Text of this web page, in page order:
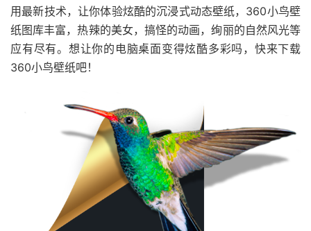
用最新技术，让你体验炫酷的沉浸式动态壁纸，360小鸟壁
纸图库丰富，热辣的美女，搞怪的动画，绚丽的自然风光等
应有尽有。想让你的电脑桌面变得炫酷多彩吗，快来下载
360小鸟壁纸吧！